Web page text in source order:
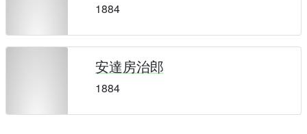
1884
安達房治郎
1884